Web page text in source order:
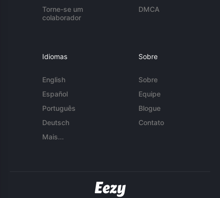
Torne-se um
colaborador
DMCA
Idiomas
English
Español
Português
Deutsch
Mais...
Sobre
Sobre
Equipe
Blogue
Contato